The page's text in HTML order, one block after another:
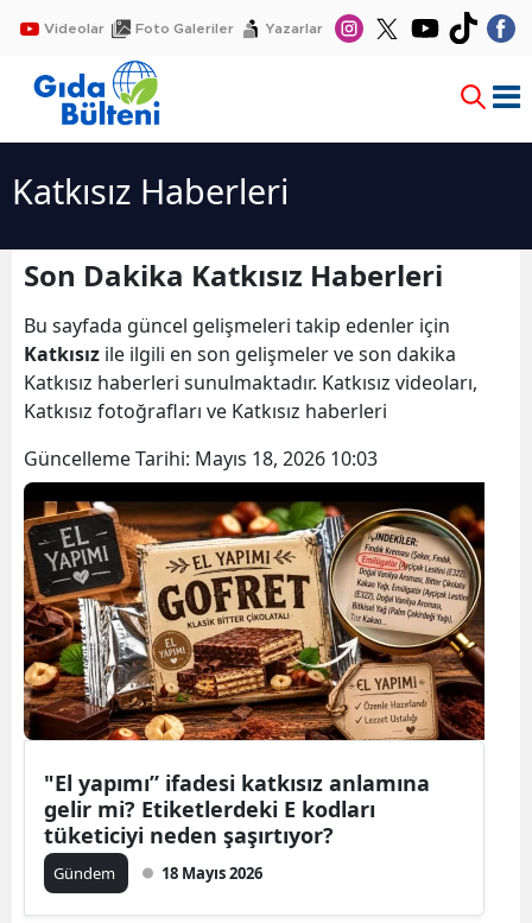
Videolar Foto Galeriler Yazarlar
Katkısız Haberleri
Son Dakika Katkısız Haberleri
Bu sayfada güncel gelişmeleri takip edenler için
Katkısız ile ilgili en son gelişmeler ve son dakika
Katkısız haberleri sunulmaktadır. Katkısız videoları,
Katkısız fotoğrafları ve Katkısız haberleri
Güncelleme Tarihi: Mayıs 18, 2026 10:03
"El yapımı” ifadesi katkısız anlamına
gelir mi? Etiketlerdeki E kodları
tüketiciyi neden şaşırtıyor?
Gündem 18 Mayıs 2026